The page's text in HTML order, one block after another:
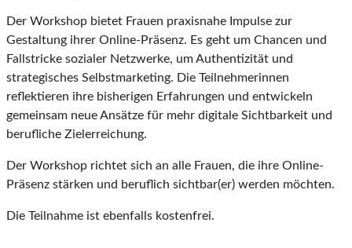
Der Workshop bietet Frauen praxisnahe Impulse zur
Gestaltung ihrer Online-Präsenz. Es geht um Chancen und
Fallstricke sozialer Netzwerke, um Authentizität und
strategisches Selbstmarketing. Die Teilnehmerinnen
reflektieren ihre bisherigen Erfahrungen und entwickeln
gemeinsam neue Ansätze für mehr digitale Sichtbarkeit und
berufliche Zielerreichung.
Der Workshop richtet sich an alle Frauen, die ihre Online-
Präsenz stärken und beruflich sichtbar(er) werden möchten.
Die Teilnahme ist ebenfalls kostenfrei.